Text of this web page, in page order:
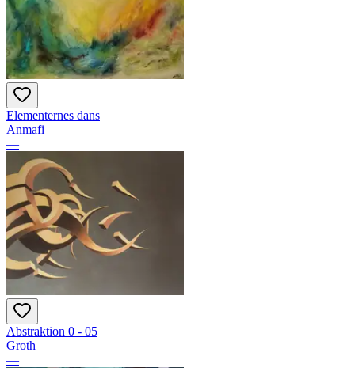
Elementernes dans
Anmafi
—
Abstraktion 0 - 05
Groth
—